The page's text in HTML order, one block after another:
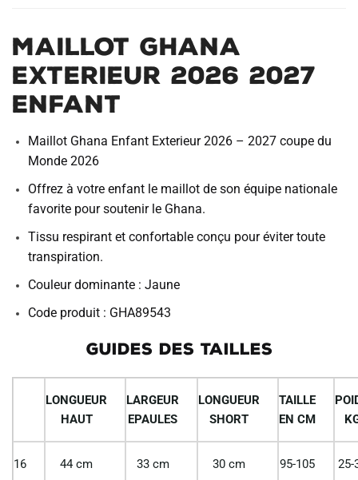
Maillot Ghana
Exterieur 2026 2027
Enfant
Maillot Ghana Enfant Exterieur 2026 – 2027 coupe du
Monde 2026
Offrez à votre enfant le maillot de son équipe nationale
favorite pour soutenir le Ghana.
Tissu respirant et confortable conçu pour éviter toute
transpiration.
Couleur dominante : Jaune
Code produit : GHA89543
GUIDES DES TAILLES
LONGUEUR
HAUT
LARGEUR
EPAULES
LONGUEUR
SHORT
TAILLE
EN CM
16 44 cm 33 cm 30 cm 95-105 25-